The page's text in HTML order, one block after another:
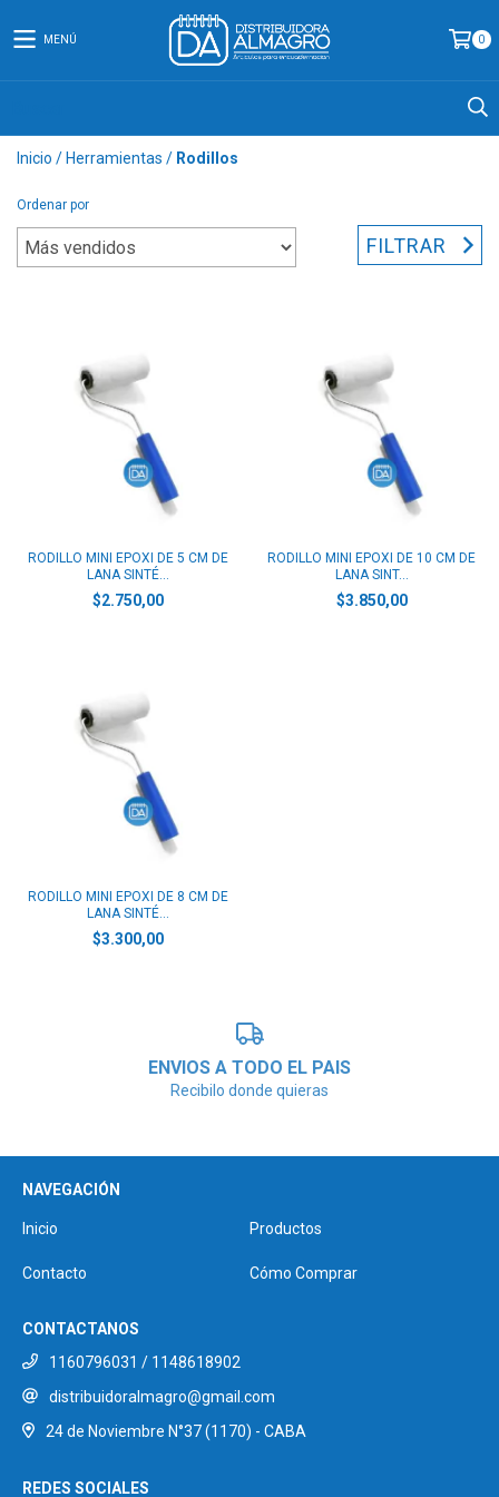
MENÚ 0
Inicio / Herramientas / Rodillos
Ordenar por
FILTRAR
RODILLO MINI EPOXI DE 5 CM DE
LANA SINTÉ...
$2.750,00
RODILLO MINI EPOXI DE 10 CM DE
LANA SINT...
$3.850,00
RODILLO MINI EPOXI DE 8 CM DE
LANA SINTÉ...
$3.300,00
ENVIOS A TODO EL PAIS
Recibilo donde quieras
NAVEGACIÓN
Inicio Productos
Contacto Cómo Comprar
CONTACTANOS
1160796031 / 1148618902
distribuidoralmagro@gmail.com
24 de Noviembre N°37 (1170) - CABA
REDES SOCIALES